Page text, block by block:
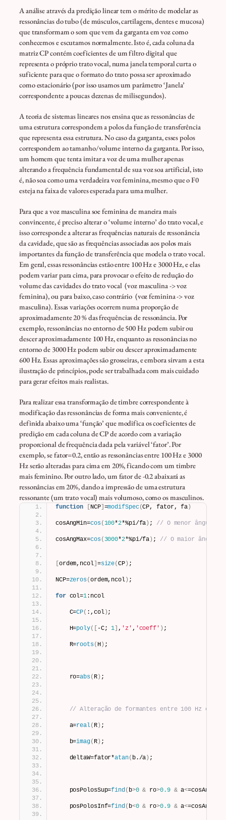
A análise através da predição linear tem o mérito de modelar as
ressonâncias do tubo (de músculos, cartilagens, dentes e mucosa)
que transformam o som que vem da garganta em voz como
conhecemos e escutamos normalmente. Isto é, cada coluna da
matriz CP contém coeficientes de um filtro digital que
representa o próprio trato vocal, numa janela temporal curta o
suficiente para que o formato do trato possa ser aproximado
como estacionário (por isso usamos um parâmetro ‘Janela’
correspondente a poucas dezenas de milisegundos).
A teoria de sistemas lineares nos ensina que as ressonâncias de
uma estrutura correspondem a polos da função de transferência
que representa essa estrutura. No caso da garganta, esses polos
correspondem ao tamanho/volume interno da garganta. Por isso,
um homem que tenta imitar a voz de uma mulher apenas
alterando a frequência fundamental de sua voz soa artificial, isto
é, não soa como uma verdadeira voz feminina, mesmo que o F0
esteja na faixa de valores esperada para uma mulher.
Para que a voz masculina soe feminina de maneira mais
convincente, é preciso alterar o ‘volume interno’ do trato vocal, e
isso corresponde a alterar as frequências naturais de ressonância
da cavidade, que são as frequências associadas aos polos mais
importantes da função de transferência que modela o trato vocal.
Em geral, essas ressonâncias estão entre 100 Hz e 3000 Hz, e elas
podem variar para cima, para provocar o efeito de redução do
volume das cavidades do trato vocal (voz masculina -> voz
feminina), ou para baixo, caso contrário (voz feminina -> voz
masculina). Essas variações ocorrem numa proporção de
aproximadamente 20 % das frequências de ressonância. Por
exemplo, ressonâncias no entorno de 500 Hz podem subir ou
descer aproximadamente 100 Hz, enquanto as ressonâncias no
entorno de 3000 Hz podem subir ou descer aproximadamente
600 Hz. Essas aproximações são grosseiras, e embora sirvam a esta
ilustração de princípios, pode ser trabalhada com mais cuidado
para gerar efeitos mais realistas.
Para realizar essa transformação de timbre correspondente à
modificação das ressonâncias de forma mais conveniente, é
definida abaixo uma ‘função’ que modifica os coeficientes de
predição em cada coluna de CP de acordo com a variação
proporcional de frequência dada pela variável ‘fator’. Por
exemplo, se fator=0.2, então as ressonâncias entre 100 Hz e 3000
Hz serão alteradas para cima em 20%, ficando com um timbre
mais feminino. Por outro lado, um fator de -0.2 abaixará as
ressonâncias em 20%, dando a impressão de uma estrutura
ressonante (um trato vocal) mais volumoso, como os masculinos.
function NCP] =modifSpec(CP, fator, fa )
cosAngMin=cos(100*2*%pi/fa ) ; // O menor ângulo a
cosAngMax=cos( 3000*2*%pi/fa ) ; // O maior ângulo
ordem,ncol] =size(CP) ;
NCP=zeros(ordem,ncol) ;
for col=1:ncol
    C=
CP( :,col) ;
    H=
poly([ -C; 1 , 'z' , 'coeff' ) ;
    R=
roots( H) ;
    ro=
abs( R) ;
// Alteração de formantes entre 100 Hz e
    a=
real( R) ;
    b=
imag( R) ;
    deltaW=fator*
atan( b./a ) ;
    posPolosSup=
find( b>0 & ro>0.9 & a<=cosAngMin
    posPolosInf=
find( b<0 & ro>0.9 & a<=cosAngMin